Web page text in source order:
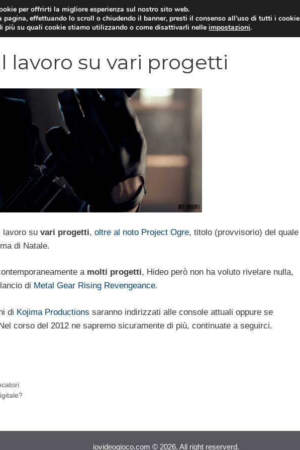
VIDEOGIOCHI NEWS RECENSIONI
lavoro su vari progetti
lavoro su vari progetti, oltre al noto Project Ogre, titolo (provvisorio) del quale
di Natale.
a molti progetti, Hideo però non ha voluto rivelare nulla,
di Metal Gear Rising Revengeance.
di Kojima Productions saranno indirizzati alle console attuali oppure se
corso del 2012 ne sapremo sicuramente di più, continuate a seguirci.
iovideogioco.com © 2026. All right reserverd.
per offrirti la migliore esperienza sul nostro sito web.
pagina, effettuando lo scroll o chiudendo il banner, presti il consenso all’uso di tutti i cookie
più su quali cookie stiamo utilizzando o come disattivarli nelleimpostazioni.